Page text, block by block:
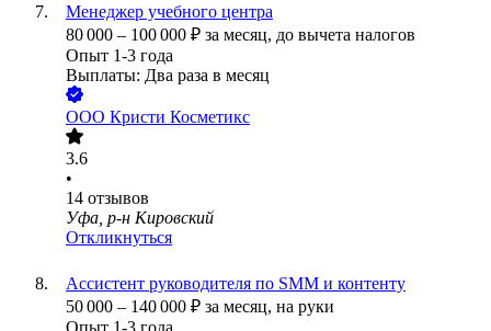
Менеджер учебного центра
80 000 – 100 000 ₽ за месяц, до вычета налогов
Опыт 1-3 года
Выплаты: Два раза в месяц
ООО Кристи Косметикс
3.6
•
14 отзывов
Уфа, р-н Кировский
Откликнуться
Ассистент руководителя по SMM и контенту
50 000 – 140 000 ₽ за месяц, на руки